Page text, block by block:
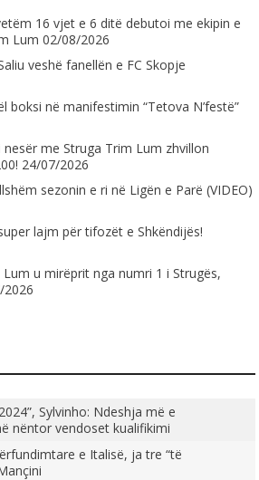
16 vjet e 6 ditë debutoi me ekipin e
Lum 02/08/2026
veshë fanellën e FC Skopje
boksi në manifestimin “Tetova N’festë”
nesër me Struga Trim Lum zhvillon
24/07/2026
sezonin e ri në Ligën e Parë (VIDEO)
lajm për tifozët e Shkëndijës!
Lum u mirëprit nga numri 1 i Strugës,
2026
Sylvinho: Ndeshja më e
nëntor vendoset kualifikimi
e Italisë, ja tre “të